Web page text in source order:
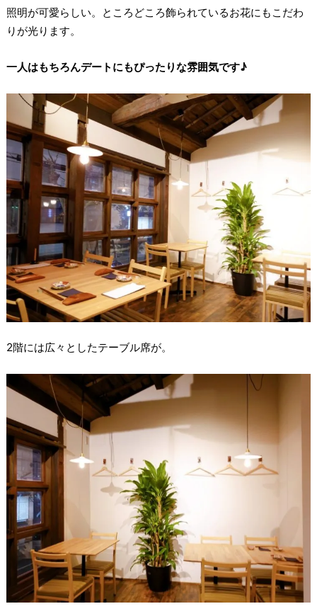
照明が可愛らしい。ところどころ飾られているお花にもこだわ
りが光ります。
一人はもちろんデートにもぴったりな雰囲気です♪
2階には広々としたテーブル席が。